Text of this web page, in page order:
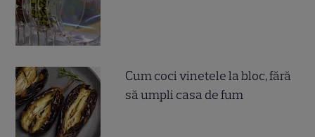
Cum coci vinetele la bloc, fără
să umpli casa de fum